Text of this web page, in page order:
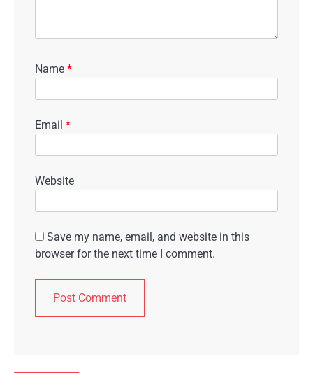
Name *
Email *
Website
Save my name, email, and website in this
browser for the next time I comment.